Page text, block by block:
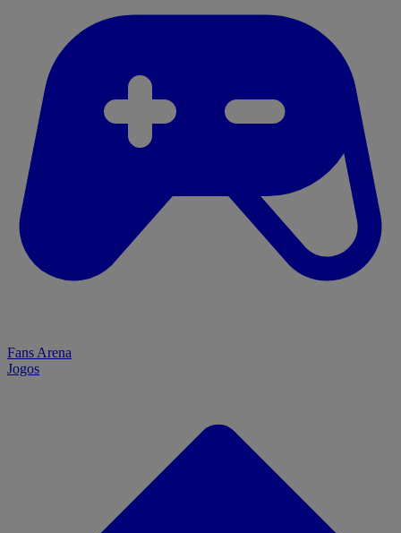
Fans Arena
Jogos